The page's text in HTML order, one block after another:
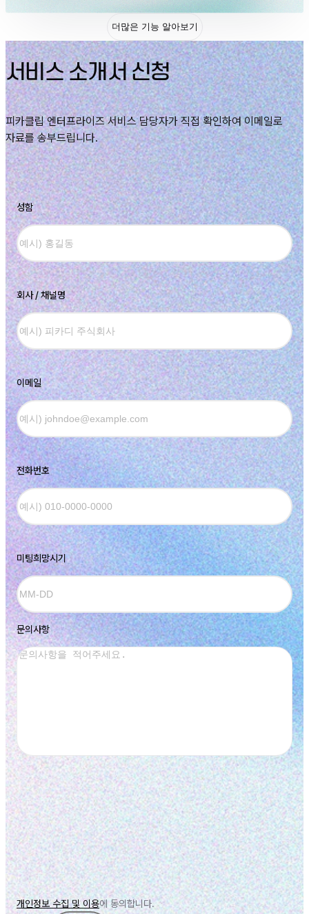
더많은 기능 알아보기
서비스 소개서 신청
피카클립 엔터프라이즈 서비스 담당자가 직접 확인하여 이메일로
자료를 송부드립니다.
성함
회사 / 채널명
이메일
전화번호
미팅희망시기
문의사항
개인정보 수집 및 이용에 동의합니다.